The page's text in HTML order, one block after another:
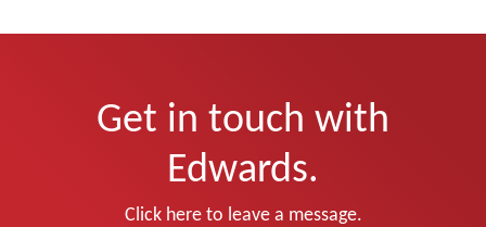
Get in touch with
Edwards.
Click here to leave a message.